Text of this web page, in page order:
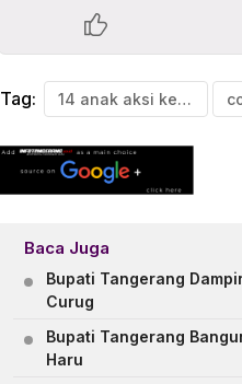
Tag: 14 anak aksi ke jakarta
Baca Juga
Bupati Tangerang
Curug
Bupati Tangerang
Haru